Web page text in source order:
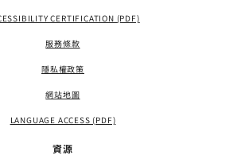
CERTIFICATION (PDF)
服務條款
隱私權政策
網站地圖
LANGUAGE ACCESS (PDF)
資源